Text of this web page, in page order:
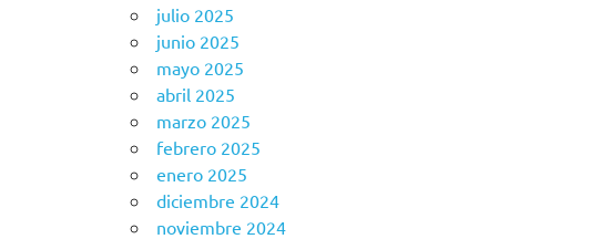
julio 2025
junio 2025
mayo 2025
abril 2025
marzo 2025
febrero 2025
enero 2025
diciembre 2024
noviembre 2024